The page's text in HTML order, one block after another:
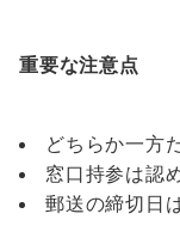
重要な注意点
どちらか一方
窓口持参は認
郵送の締切日